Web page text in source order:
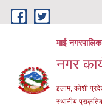
Skip to main content
माई
नगर
इलाम, कोशी
स्थानीय